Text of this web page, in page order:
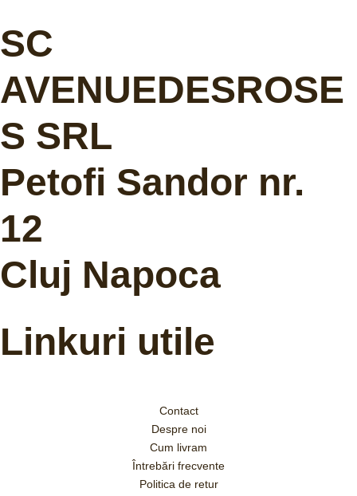
SC
AVENUEDESROSE
S SRL
Petofi Sandor nr.
12
Cluj Napoca
Linkuri utile
Contact
Despre noi
Cum livram
Întrebări frecvente
Politica de retur